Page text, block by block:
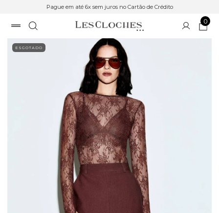
Pague em até 6x sem juros no Cartão de Crédito
0
ESGOTADO